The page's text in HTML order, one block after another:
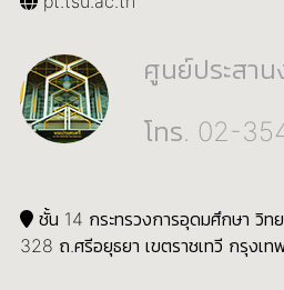
ศูนย์ประสา
โทร. 02-
ชั้น 14 กระทรวงการอุดมศึกษา วิท
328 ถ.ศรีอยุธยา เขตราชเทวี กรุงเ